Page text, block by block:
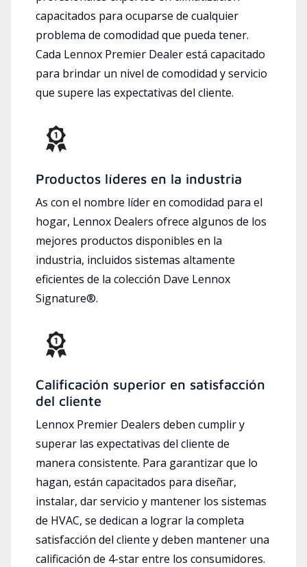
capacitados para ocuparse de cualquier
problema de comodidad que pueda tener.
Cada Lennox Premier Dealer está capacitado
para brindar un nivel de comodidad y servicio
que supere las expectativas del cliente.
Productos líderes en la industria
As con el nombre líder en comodidad para el
hogar, Lennox Dealers ofrece algunos de los
mejores productos disponibles en la
industria, incluidos sistemas altamente
eficientes de la colección Dave Lennox
Signature®.
Calificación superior en satisfacción
del cliente
Lennox Premier Dealers deben cumplir y
superar las expectativas del cliente de
manera consistente. Para garantizar que lo
hagan, están capacitados para diseñar,
instalar, dar servicio y mantener los sistemas
de HVAC, se dedican a lograr la completa
satisfacción del cliente y deben mantener una
calificación de 4-star entre los consumidores.